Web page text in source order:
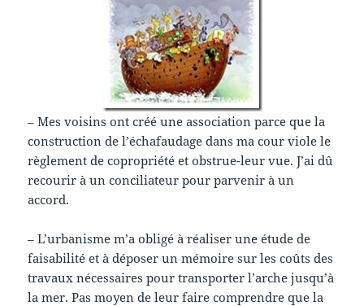
– Mes voisins ont créé une association parce que la
construction de l’échafaudage dans ma cour viole le
règlement de copropriété et obstrue-leur vue. J’ai dû
recourir à un conciliateur pour parvenir à un
accord.
– L’urbanisme m’a obligé à réaliser une étude de
faisabilité et à déposer un mémoire sur les coûts des
travaux nécessaires pour transporter l’arche jusqu’à
la mer. Pas moyen de leur faire comprendre que la